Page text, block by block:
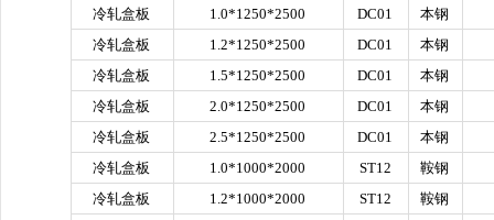
冷轧盒板
1.0*1250*2500 DC01
本钢
冷轧盒板
1.2*1250*2500 DC01
本钢
冷轧盒板
1.5*1250*2500 DC01
本钢
冷轧盒板
2.0*1250*2500 DC01
本钢
冷轧盒板
2.5*1250*2500 DC01
本钢
冷轧盒板
1.0*1000*2000 ST12
鞍钢
冷轧盒板
1.2*1000*2000 ST12
鞍钢